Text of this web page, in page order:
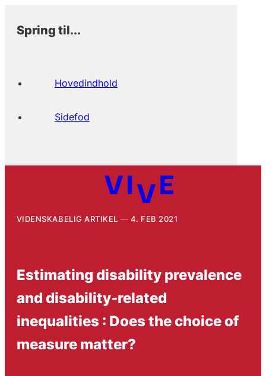
Spring til...
Hovedindhold
Sidefod
VIDENSKABELIG ARTIKEL 4. FEB 2021
Estimating disability prevalence
and disability-related
inequalities : Does the choice of
measure matter?